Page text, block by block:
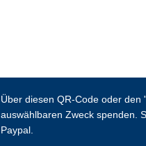
Über diesen QR-Code oder den
auswählbaren Zweck spenden.
Paypal.